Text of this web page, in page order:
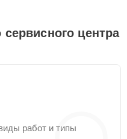
центра
работ и типы